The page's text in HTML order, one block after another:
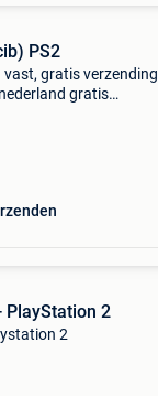
PS2
vast, gratis verzending
gratis
PlayStation 2
2